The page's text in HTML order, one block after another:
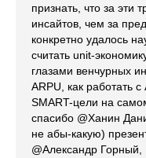
признать, что за эти
инсайтов, чем за
конкретно удалось
считать unit-
глазами венчурных
ARPU, как работать
SMART-цели на
спасибо @Ханин
не абы-какую)
@Александр